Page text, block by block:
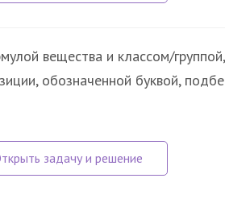
вещества и классом/
обозначенной буквой,